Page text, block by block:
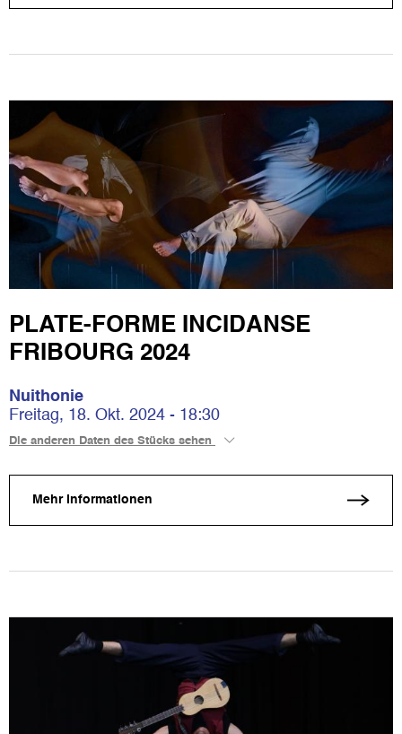
PLATE-FORME INCIDANSE
FRIBOURG 2024
Nuithonie
Freitag, 18. Okt. 2024 - 18:30
Die anderen Daten des Stücks sehen
Mehr Informationen